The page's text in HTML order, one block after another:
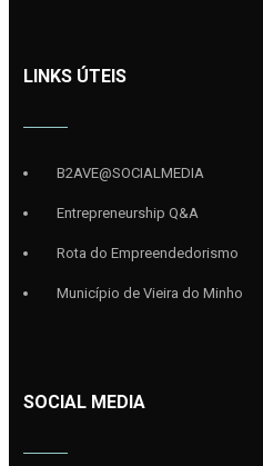
LINKS ÚTEIS
B2AVE@SOCIALMEDIA
Entrepreneurship Q&A
Rota do Empreendedorismo
Município de Vieira do Minho
SOCIAL MEDIA